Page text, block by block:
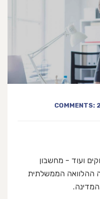
COMMENTS: 2
ועוד - מחשבון
ההלוואה הממשלתית